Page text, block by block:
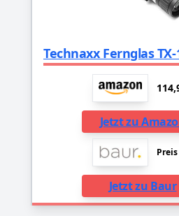
Jetzt zu
Jetzt zu Baur